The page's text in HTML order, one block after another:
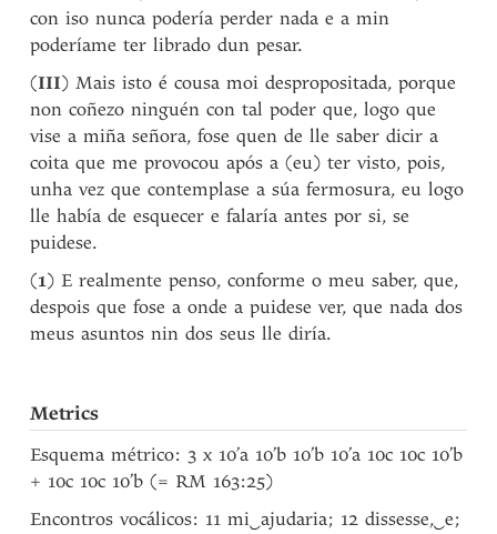
con iso nunca podería perder nada e a min
poderíame ter librado dun pesar.
(III) Mais isto é cousa moi despropositada, porque
non coñezo ninguén con tal poder que, logo que
vise a miña señora, fose quen de lle saber dicir a
coita que me provocou após a (eu) ter visto, pois,
unha vez que contemplase a súa fermosura, eu logo
lle había de esquecer e falaría antes por si, se
puidese.
(1) E realmente penso, conforme o meu saber, que,
despois que fose a onde a puidese ver, que nada dos
meus asuntos nin dos seus lle diría.
Metrics
Esquema métrico: 3 x 10’a 10’b 10’b 10’a 10c 10c 10’b
+ 10c 10c 10’b (= RM 163:25)
Encontros vocálicos: 11 mi ‿ajudaria; 12 dissesse, ‿e;